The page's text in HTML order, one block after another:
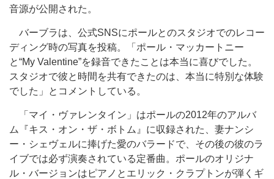
音源が公開された。
バーブラは、公式SNSにポールとのスタジオでのレコー
ディング時の写真を投稿。「ポール・マッカートニー
と“My Valentine”を録音できたことは本当に喜びでした。
スタジオで彼と時間を共有できたのは、本当に特別な体験
でした」とコメントしている。
「マイ・ヴァレンタイン」はポールの2012年のアルバ
ム『キス・オン・ザ・ボトム』に収録された、妻ナンシ
ー・シェヴェルに捧げた愛のバラードで、その後の彼のラ
イブでは必ず演奏されている定番曲。ポールのオリジナ
ル・バージョンはピアノとエリック・クラプトンが弾くギ